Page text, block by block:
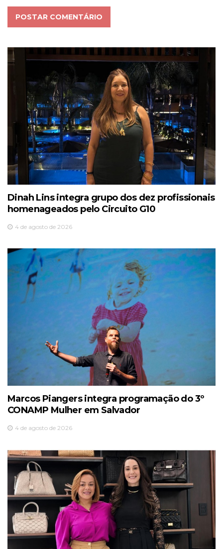
POSTAR COMENTÁRIO
Dinah Lins integra grupo dos dez profissionais
homenageados pelo Circuito G10
4 de agosto de 2026
Marcos Piangers integra programação do 3º
CONAMP Mulher em Salvador
4 de agosto de 2026